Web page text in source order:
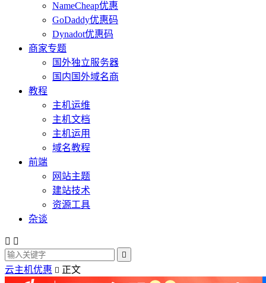
NameCheap优惠
GoDaddy优惠码
Dynadot优惠码
商家专题
国外独立服务器
国内国外域名商
教程
主机运维
主机文档
主机运用
域名教程
前端
网站主题
建站技术
资源工具
杂谈
 

云主机优惠  正文